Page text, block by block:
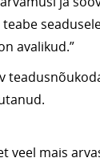
avalikud.”
veel mais